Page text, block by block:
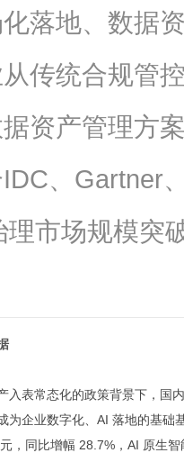
落地、数据
传统合规管
资产管理方
、Gartner
市场规模突
入表常态化的政策背景下，国
为企业数字化、AI 落地的基
，同比增幅 28.7%，AI 原生